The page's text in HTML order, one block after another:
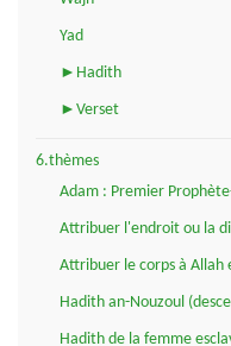
Yad
►Hadith
►Verset
6.thèmes
Adam : Premier
Attribuer l'endroit ou la
Attribuer le corps à Allah
Hadith an-Nouzoul
Hadith de la femme